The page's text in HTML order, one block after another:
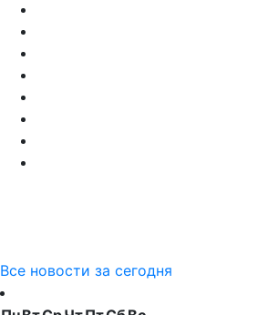
Все новости за сегодня